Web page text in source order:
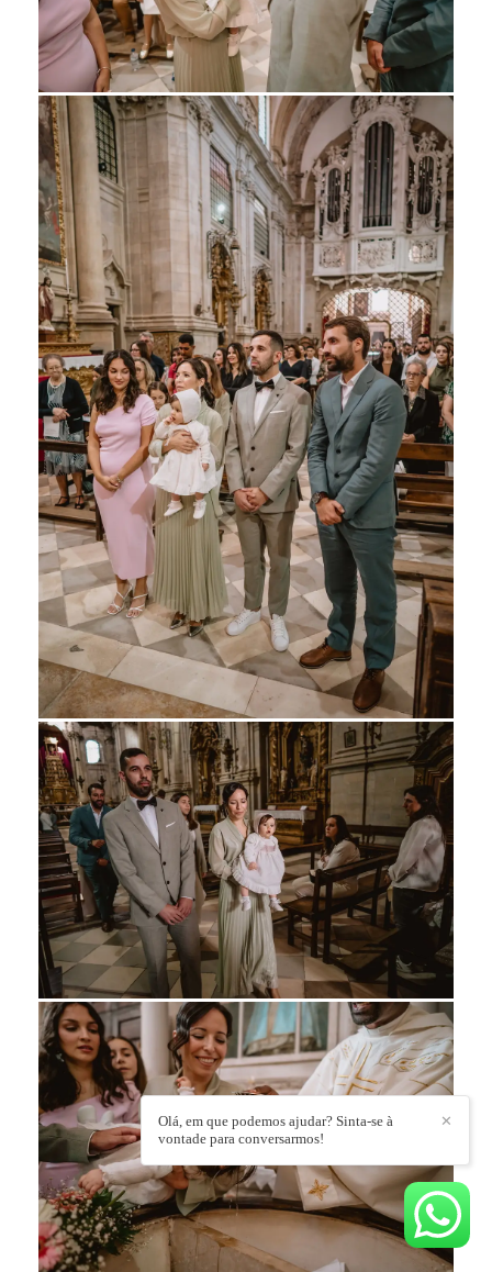
✕
Olá, em que podemos ajudar? Sinta-se à
vontade para conversarmos!